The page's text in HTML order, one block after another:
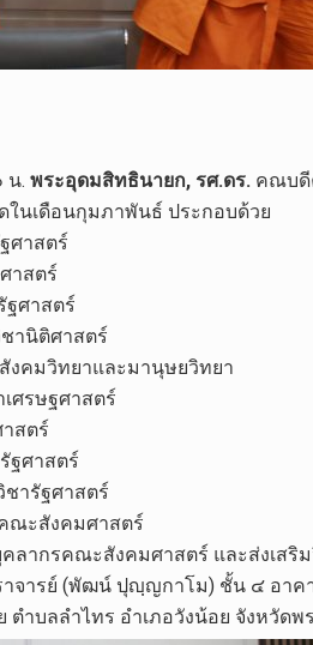
น. พระอุดมสิทธินายก, รศ.ดร. คณบดี
นเดือนกุมภาพันธ์ ประกอบด้วย
ศาสตร์
าสตร์
ฐศาสตร์
านิติศาสตร์
งคมวิทยาและมานุษยวิทยา
ศรษฐศาสตร์
สตร์
ฐศาสตร์
ชารัฐศาสตร์
ณะสังคมศาสตร์
ลากรคณะสังคมศาสตร์ และส่งเส
ารย์ (พัฒน์ ปุญฺญกาโม) ชั้น ๔ อาค
ำบลลำไทร อำเภอวังน้อย จังหวัดพ